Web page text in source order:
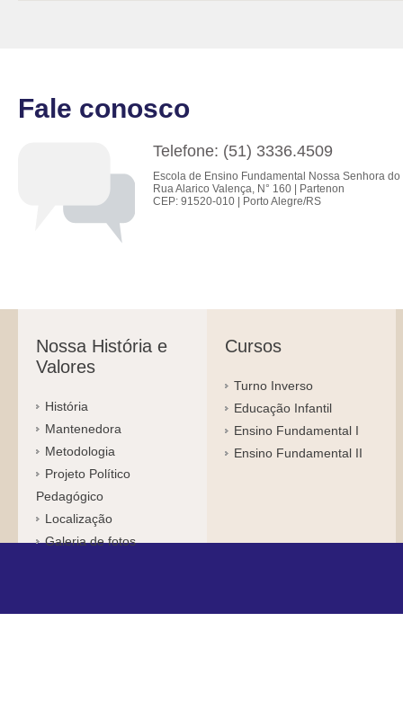
Fale conosco
Telefone: (51) 3336.4509
Escola de Ensino Fundamental Nossa Senhora do
Rua Alarico Valença, N° 160 | Partenon
CEP: 91520-010 | Porto Alegre/RS
Nossa História e
Valores
História
Mantenedora
Metodologia
Projeto Político
Pedagógico
Localização
Galeria de fotos
Cursos
Turno Inverso
Educação Infantil
Ensino Fundamental I
Ensino Fundamental II